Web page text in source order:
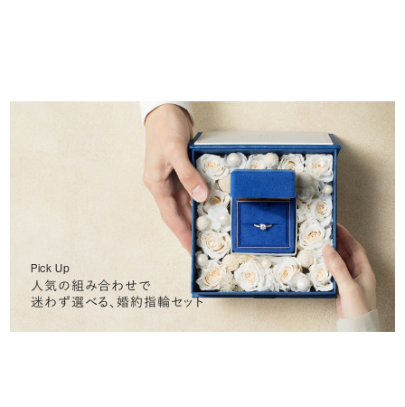
Pick Up
人気の組み合わせで
迷わず選べる、婚約指輪セット